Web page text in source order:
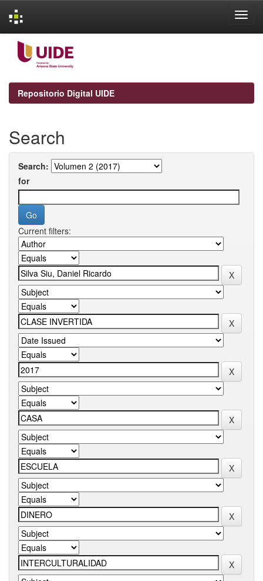
navigation
Repositorio Digital UIDE
Search
Search:
for
Current filters: